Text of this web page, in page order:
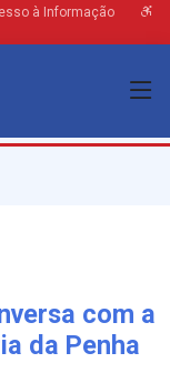
à Informação
com a
da Penha